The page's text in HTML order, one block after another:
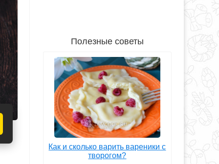
Полезные советы
Как и сколько варить вареники с
творогом?